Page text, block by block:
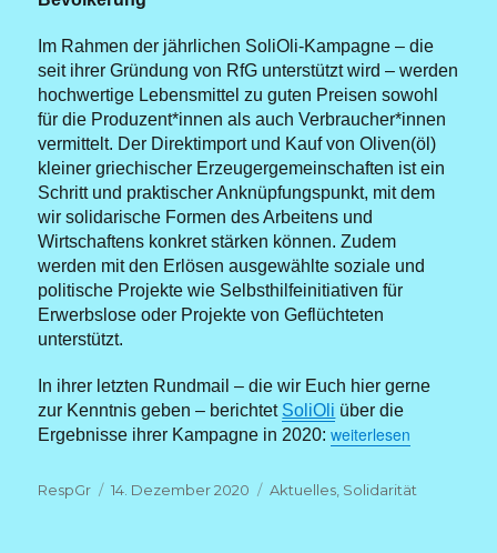
Im Rahmen der jährlichen SoliOli-Kampagne – die
seit ihrer Gründung von RfG unterstützt wird – werden
hochwertige Lebensmittel zu guten Preisen sowohl
für die Produzent*innen als auch Verbraucher*innen
vermittelt. Der Direktimport und Kauf von Oliven(öl)
kleiner griechischer Erzeugergemeinschaften ist ein
Schritt und praktischer Anknüpfungspunkt, mit dem
wir solidarische Formen des Arbeitens und
Wirtschaftens konkret stärken können. Zudem
werden mit den Erlösen ausgewählte soziale und
politische Projekte wie Selbsthilfeinitiativen für
Erwerbslose oder Projekte von Geflüchteten
unterstützt.
In ihrer letzten Rundmail – die wir Euch hier gerne
zur Kenntnis geben – berichtet SoliOli über die
Ergebnisse ihrer Kampagne in 2020: „SoliOli 2021 und
weiterlesen
Autor
RespGr
Veröffentlicht
14. Dezember 2020 Kategorien
Aktuelles Solidarität